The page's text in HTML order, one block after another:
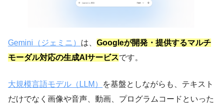
Gemini（ジェミニ） は、 Googleが開発・提供するマルチ
モーダル対応の生成AIサービスです。
大規模言語モデル（LLM）
を基盤としながらも、テキスト
だけでなく画像や音声、動画、プログラムコードといった